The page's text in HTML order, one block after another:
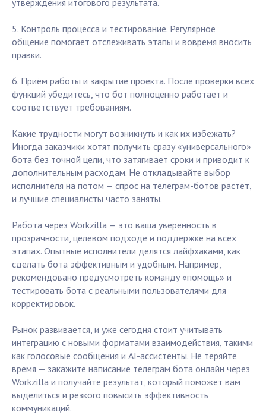
утверждения итогового результата.
5. Контроль процесса и тестирование. Регулярное
общение помогает отслеживать этапы и вовремя вносить
правки.
6. Приём работы и закрытие проекта. После проверки всех
функций убедитесь, что бот полноценно работает и
соответствует требованиям.
Какие трудности могут возникнуть и как их избежать?
Иногда заказчики хотят получить сразу «универсального»
бота без точной цели, что затягивает сроки и приводит к
дополнительным расходам. Не откладывайте выбор
исполнителя на потом — спрос на телеграм-ботов растёт,
и лучшие специалисты часто заняты.
Работа через Workzilla — это ваша уверенность в
прозрачности, целевом подходе и поддержке на всех
этапах. Опытные исполнители делятся лайфхаками, как
сделать бота эффективным и удобным. Например,
рекомендовано предусмотреть команду «помощь» и
тестировать бота с реальными пользователями для
корректировок.
Рынок развивается, и уже сегодня стоит учитывать
интеграцию с новыми форматами взаимодействия, такими
как голосовые сообщения и AI-ассистенты. Не теряйте
время — закажите написание телеграм бота онлайн через
Workzilla и получайте результат, который поможет вам
выделиться и резкого повысить эффективность
коммуникаций.